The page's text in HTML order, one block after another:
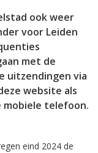
ook weer
voor Leiden
met de
uitzendingen via
website als
mobiele telefoon.
eind 2024 de